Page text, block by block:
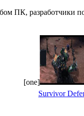
ПК, разработчики
[one]
Survivor